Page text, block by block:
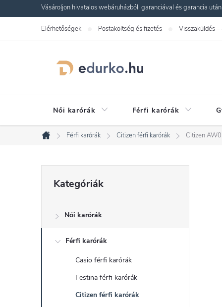
a
Vásároljon hivatalos webáruházból, garanciával és garancia
Elérhetőségek Postaköltség és fizetés Visszaküldés –
Női karórák Férfi karórák
Kezdőlap
Férfi karórák Citizen férfi karórák Citizen
O
d
átugrása
Kategóriák
Női karórák
Férfi karórák
Casio férfi karórák
Festina férfi karórák
Citizen férfi karórák